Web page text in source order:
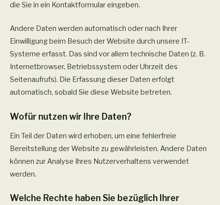
die Sie in ein Kontaktformular eingeben.
Andere Daten werden automatisch oder nach Ihrer
Einwilligung beim Besuch der Website durch unsere IT-
Systeme erfasst. Das sind vor allem technische Daten (z. B.
Internetbrowser, Betriebssystem oder Uhrzeit des
Seitenaufrufs). Die Erfassung dieser Daten erfolgt
automatisch, sobald Sie diese Website betreten.
Wofür nutzen wir Ihre Daten?
Ein Teil der Daten wird erhoben, um eine fehlerfreie
Bereitstellung der Website zu gewährleisten. Andere Daten
können zur Analyse Ihres Nutzerverhaltens verwendet
werden.
Welche Rechte haben Sie bezüglich Ihrer